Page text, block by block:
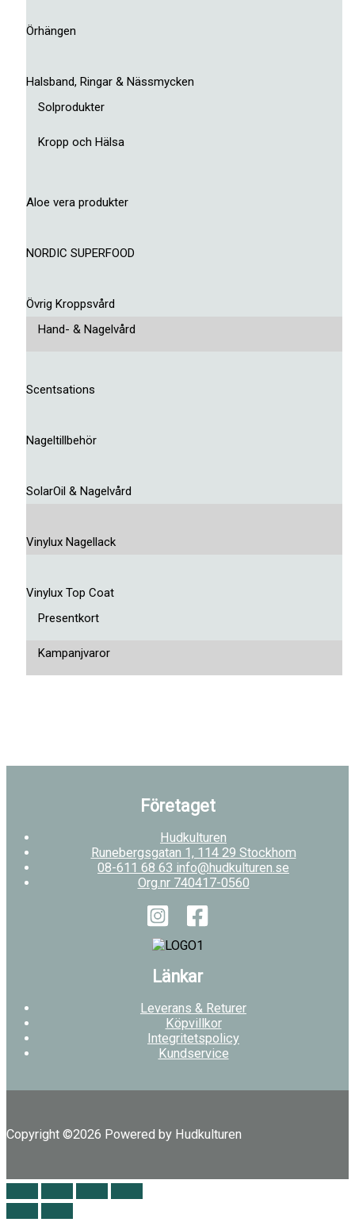
Örhängen
Halsband, Ringar & Nässmycken
Solprodukter
Kropp och Hälsa
Aloe vera produkter
NORDIC SUPERFOOD
Övrig Kroppsvård
Hand- & Nagelvård
Scentsations
Nageltillbehör
SolarOil & Nagelvård
Vinylux Nagellack
Vinylux Top Coat
Presentkort
Kampanjvaror
Företaget
Hudkulturen
Runebergsgatan 1, 114 29 Stockhom
08-611 68 63 info@hudkulturen.se
Org.nr 740417-0560
Länkar
Leverans & Returer
Köpvillkor
Integritetspolicy
Kundservice
Copyright ©2026 Powered by Hudkulturen